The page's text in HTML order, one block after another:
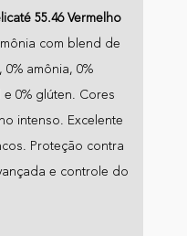
55.46 Vermelho
com blend de
0% amônia, 0%
0% glúten. Cores
intenso. Excelente
Proteção contra
e controle do